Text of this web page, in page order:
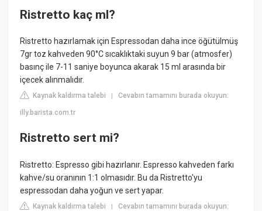
Ristretto kaç ml?
Ristretto hazırlamak için Espressodan daha ince öğütülmüş
7gr toz kahveden 90°C sıcaklıktaki suyun 9 bar (atmosfer)
basınç ile 7-11 saniye boyunca akarak 15 ml arasında bir
içecek alınmalıdır.
Kaynak kaldırma talebi |Cevabın tamamını burada okuyun:
illy.barista.com.tr
Ristretto sert mi?
Ristretto: Espresso gibi hazırlanır. Espresso kahveden farkı
kahve/su oranının 1:1 olmasıdır. Bu da Ristretto'yu
espressodan daha yoğun ve sert yapar.
Kaynak kaldırma talebi |Cevabın tamamını burada okuyun: